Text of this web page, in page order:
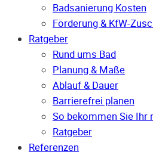
Badsanierung Kosten
Förderung & KfW-
Ratgeber
Rund ums Bad
Planung & Maße
Ablauf & Dauer
Barrierefrei planen
So bekommen Sie Ihr
Ratgeber
Referenzen